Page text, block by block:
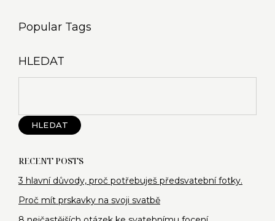
Popular Tags
HLEDAT
HLEDAT
RECENT POSTS
3 hlavní důvody, proč potřebuješ předsvatební fotky.​
Proč mít prskavky na svoji svatbě